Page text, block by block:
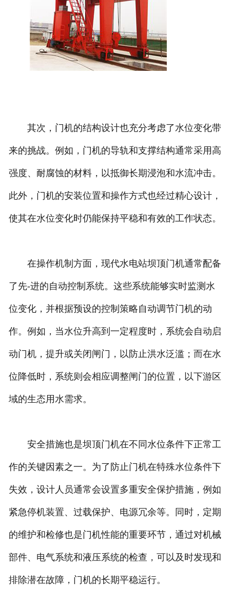
其次，门机的结构设计也充分考虑了水位变化带
来的挑战。例如，门机的导轨和支撑结构通常采用高
强度、耐腐蚀的材料，以抵御长期浸泡和水流冲击。
此外，门机的安装位置和操作方式也经过精心设计，
使其在水位变化时仍能保持平稳和有效的工作状态。
在操作机制方面，现代水电站坝顶门机通常配备
了先-进的自动控制系统。这些系统能够实时监测水
位变化，并根据预设的控制策略自动调节门机的动
作。例如，当水位升高到一定程度时，系统会自动启
动门机，提升或关闭闸门，以防止洪水泛滥；而在水
位降低时，系统则会相应调整闸门的位置，以下游区
域的生态用水需求。
安全措施也是坝顶门机在不同水位条件下正常工
作的关键因素之一。为了防止门机在特殊水位条件下
失效，设计人员通常会设置多重安全保护措施，例如
紧急停机装置、过载保护、电源冗余等。同时，定期
的维护和检修也是门机性能的重要环节，通过对机械
部件、电气系统和液压系统的检查，可以及时发现和
排除潜在故障，门机的长期平稳运行。